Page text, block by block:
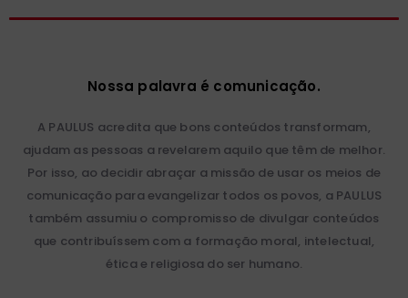
Nossa palavra é comunicação.
A PAULUS acredita que bons conteúdos transformam,
ajudam as pessoas a revelarem aquilo que têm de melhor.
Por isso, ao decidir abraçar a missão de usar os meios de
comunicação para evangelizar todos os povos, a PAULUS
também assumiu o compromisso de divulgar conteúdos
que contribuíssem com a formação moral, intelectual,
ética e religiosa do ser humano.